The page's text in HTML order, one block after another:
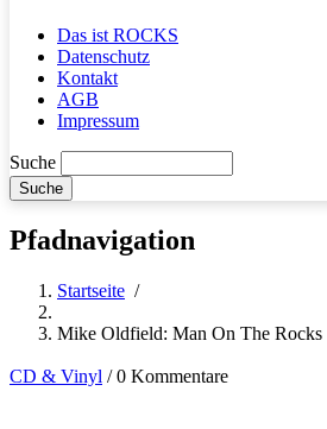
Das ist ROCKS
Datenschutz
Kontakt
AGB
Impressum
Suche
Pfadnavigation
Startseite /
Mike Oldfield: Man On The Rocks
CD & Vinyl /0 Kommentare